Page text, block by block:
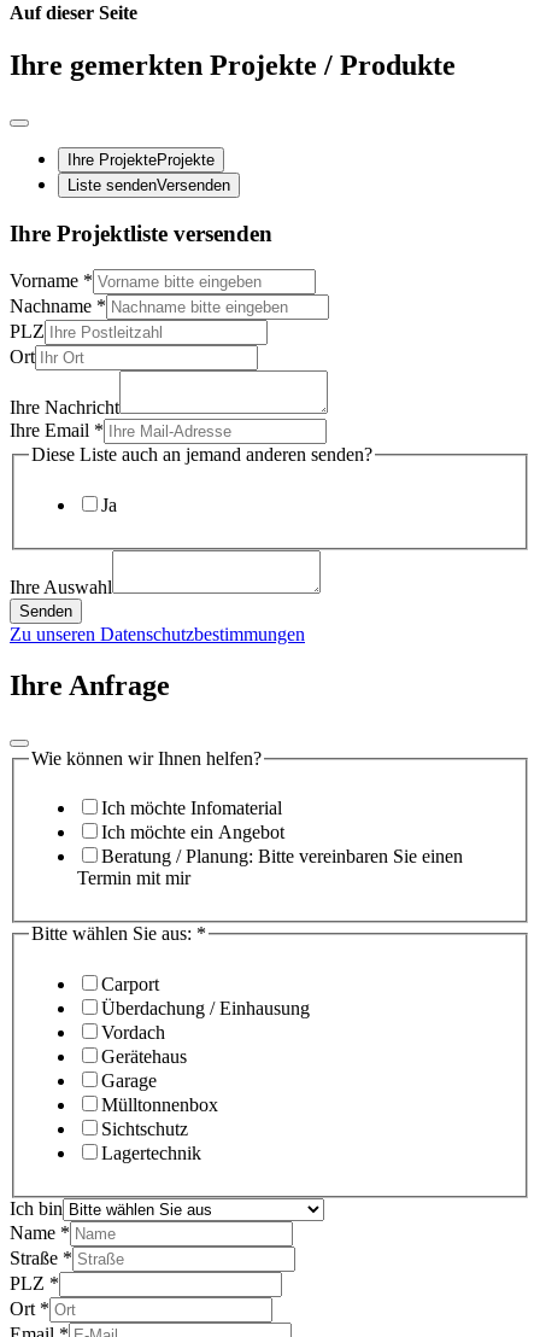
Auf dieser Seite
Ihre gemerkten Projekte / Produkte
Ihre ProjekteProjekte
Liste sendenVersenden
Ihre Projektliste versenden
Vorname *
Nachname *
PLZ
Ort
Ihre Nachricht
Ihre Email *
Diese Liste auch an jemand anderen senden?
Ja
Ihre Auswahl
Senden
Zu unseren Datenschutzbestimmungen
Ihre Anfrage
Wie können wir Ihnen helfen?
Ich möchte Infomaterial
Ich möchte ein Angebot
Beratung / Planung: Bitte vereinbaren Sie einen
Termin mit mir
Bitte wählen Sie aus: *
Carport
Überdachung / Einhausung
Vordach
Gerätehaus
Garage
Mülltonnenbox
Sichtschutz
Lagertechnik
Ich bin
Name *
Straße *
PLZ *
Ort *